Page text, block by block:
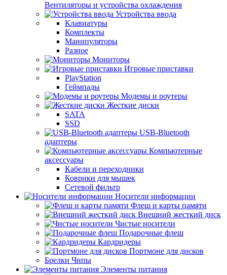
Вентиляторы и устройства охлаждения
Устройства ввода
Клавиатуры
Комплекты
Манипуляторы
Разное
Мониторы
Игровые приставки
PlayStation
Геймпады
Модемы и роутеры
Жесткие диски
SATA
SSD
USB-Bluetooth
адаптеры
Компьютерные
аксессуары
Кабели и переходники
Коврики для мышек
Сетевой фильтр
Носители информации
Флеш и карты памяти
Внешний жесткий диск
Чистые носители
Подарочные флеш
Кардридеры
Портмоне для дисков
Брелки Чипы
Элементы питания